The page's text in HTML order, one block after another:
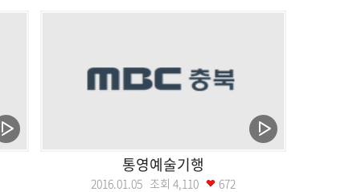
통영예술기행
2016.01.05 조회 4,110 672